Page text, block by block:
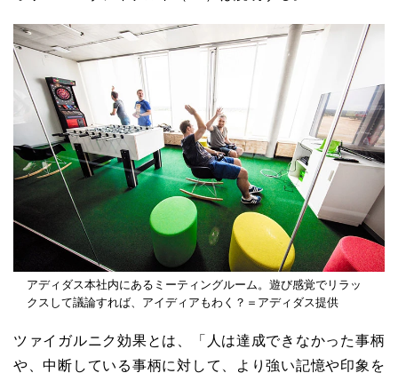
アディダス本社内にあるミーティングルーム。遊び感覚でリラッ
クスして議論すれば、アイディアもわく？＝アディダス提供
ツァイガルニク効果とは、「人は達成できなかった事柄
や、中断している事柄に対して、より強い記憶や印象を